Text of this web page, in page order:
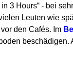
3 Hours“ - bei
Leuten wie
den Cafés. Im
beschädigen.